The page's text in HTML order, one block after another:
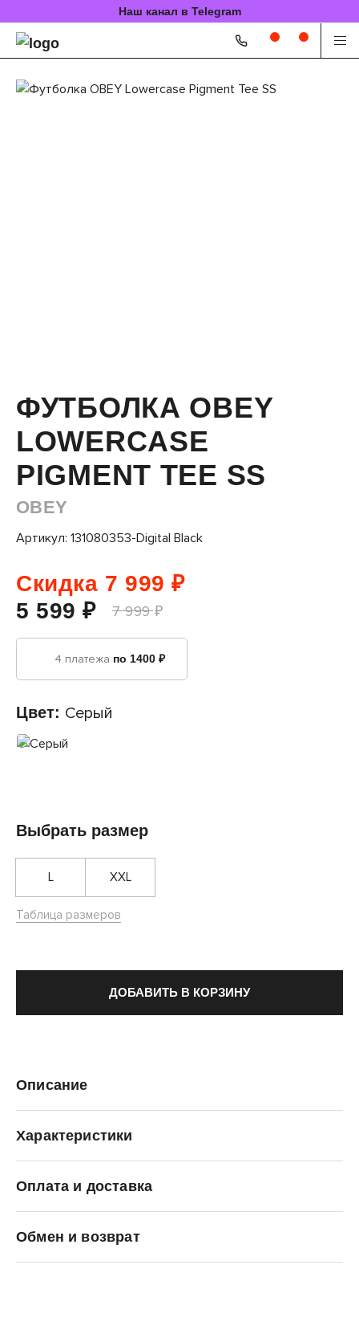
Наш канал в Telegram
ФУТБОЛКА OBEY
LOWERCASE
PIGMENT TEE SS
OBEY
Артикул: 131080353-Digital Black
Скидка 7 999 ₽
5 599 ₽
7 999 ₽
4 платежа по 1400 ₽
Цвет: Серый
Выбрать размер
L XXL
Таблица размеров
ДОБАВИТЬ В КОРЗИНУ
Описание
Характеристики
Оплата и доставка
Обмен и возврат